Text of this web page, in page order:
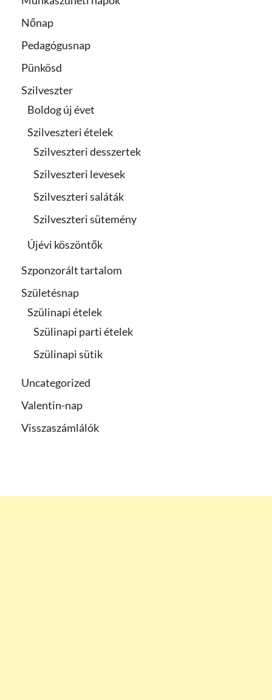
Nőnap
Pedagógusnap
Pünkösd
Szilveszter
Boldog új évet
Szilveszteri ételek
Szilveszteri desszertek
Szilveszteri levesek
Szilveszteri saláták
Szilveszteri sütemény
Újévi köszöntők
Szponzorált tartalom
Születésnap
Szülinapi ételek
Szülinapi parti ételek
Szülinapi sütik
Uncategorized
Valentin-nap
Visszaszámlálók